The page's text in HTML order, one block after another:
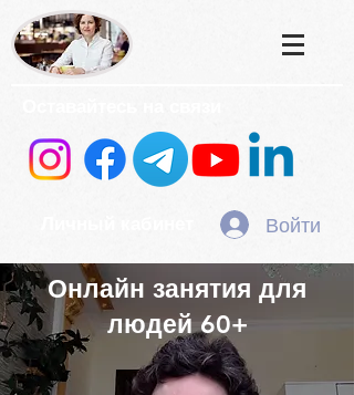
Войти
Онлайн занятия для
людей 60+